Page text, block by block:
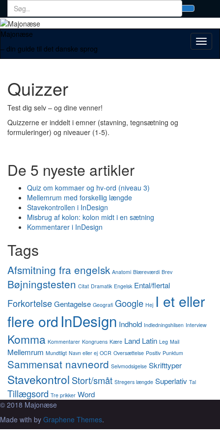
form
Search
for:
Majonæse
– din guide til det danske sprog
Quizzer
Test dig selv – og dine venner!
Quizzerne er inddelt i emner (stavning, tegnsætning og
formuleringer) og niveauer (1-5).
De 5 nyeste artikler
Quiz om kommaer og hv-ord (niveau 3)
Mellemrum med forskellig længde
Stavekontrollen i InDesign
Misbrug af kolon: kolon midt i en sætning
Kommentarer i InDesign
Tags
Afsmitning fra engelsk Anatomi Blæreværdi Brev
Bøjningstesten Citat Dramatik Engelsk Ental/flertal
ForkortelseGentagelse Geografi Google Hej I et eller
flere ord InDesign Indhold Indledningshilsen Interview
Komma Kommentarer Kongruens Kære Land Latin Leg Mail
Mellemrum Mundtligt Navn eller ej OCR Oversættelse Positiv Punktum
Sammensat navneord Selvmodsigelse Skrifttyper
Stavekontrol Stort/småt Stregers længde Superlativ Tal
Tillægsord Tre prikker Word
© 2018 Majonæse
Made with by Graphene Themes.